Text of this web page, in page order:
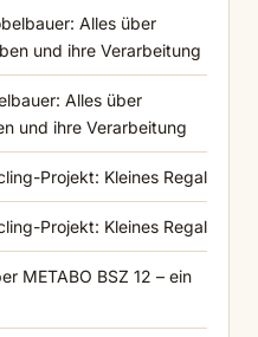
Alles über
und ihre Verarbeitung
Alles über
und ihre Verarbeitung
Projekt: Kleines Regal
Projekt: Kleines Regal
METABO BSZ 12 – ein